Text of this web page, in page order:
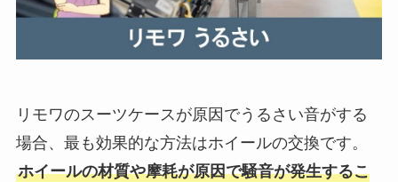
リモワのスーツケースが原因でうるさい音がする
場合、最も効果的な方法はホイールの交換です。
ホイールの材質や摩耗が原因で騒音が発生するこ